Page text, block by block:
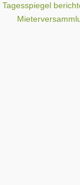
Tagesspiegel